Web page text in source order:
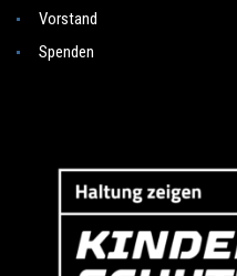
Vorstand
Spenden